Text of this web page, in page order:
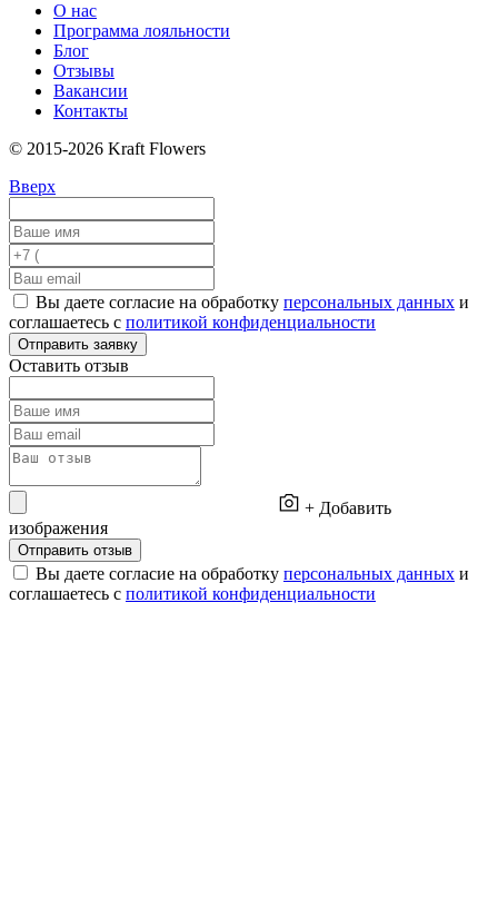
О нас
Программа лояльности
Блог
Отзывы
Вакансии
Контакты
© 2015-2026 Kraft Flowers
Вверх
Вы даете согласие на обработку персональных данных и
соглашаетесь с политикой конфиденциальности
Отправить заявку
Оставить отзыв
+ Добавить
изображения
Отправить отзыв
Вы даете согласие на обработку персональных данных и
соглашаетесь с политикой конфиденциальности